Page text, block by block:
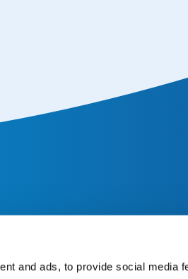
and ads, to provide social media
Acerca
Distribuidor